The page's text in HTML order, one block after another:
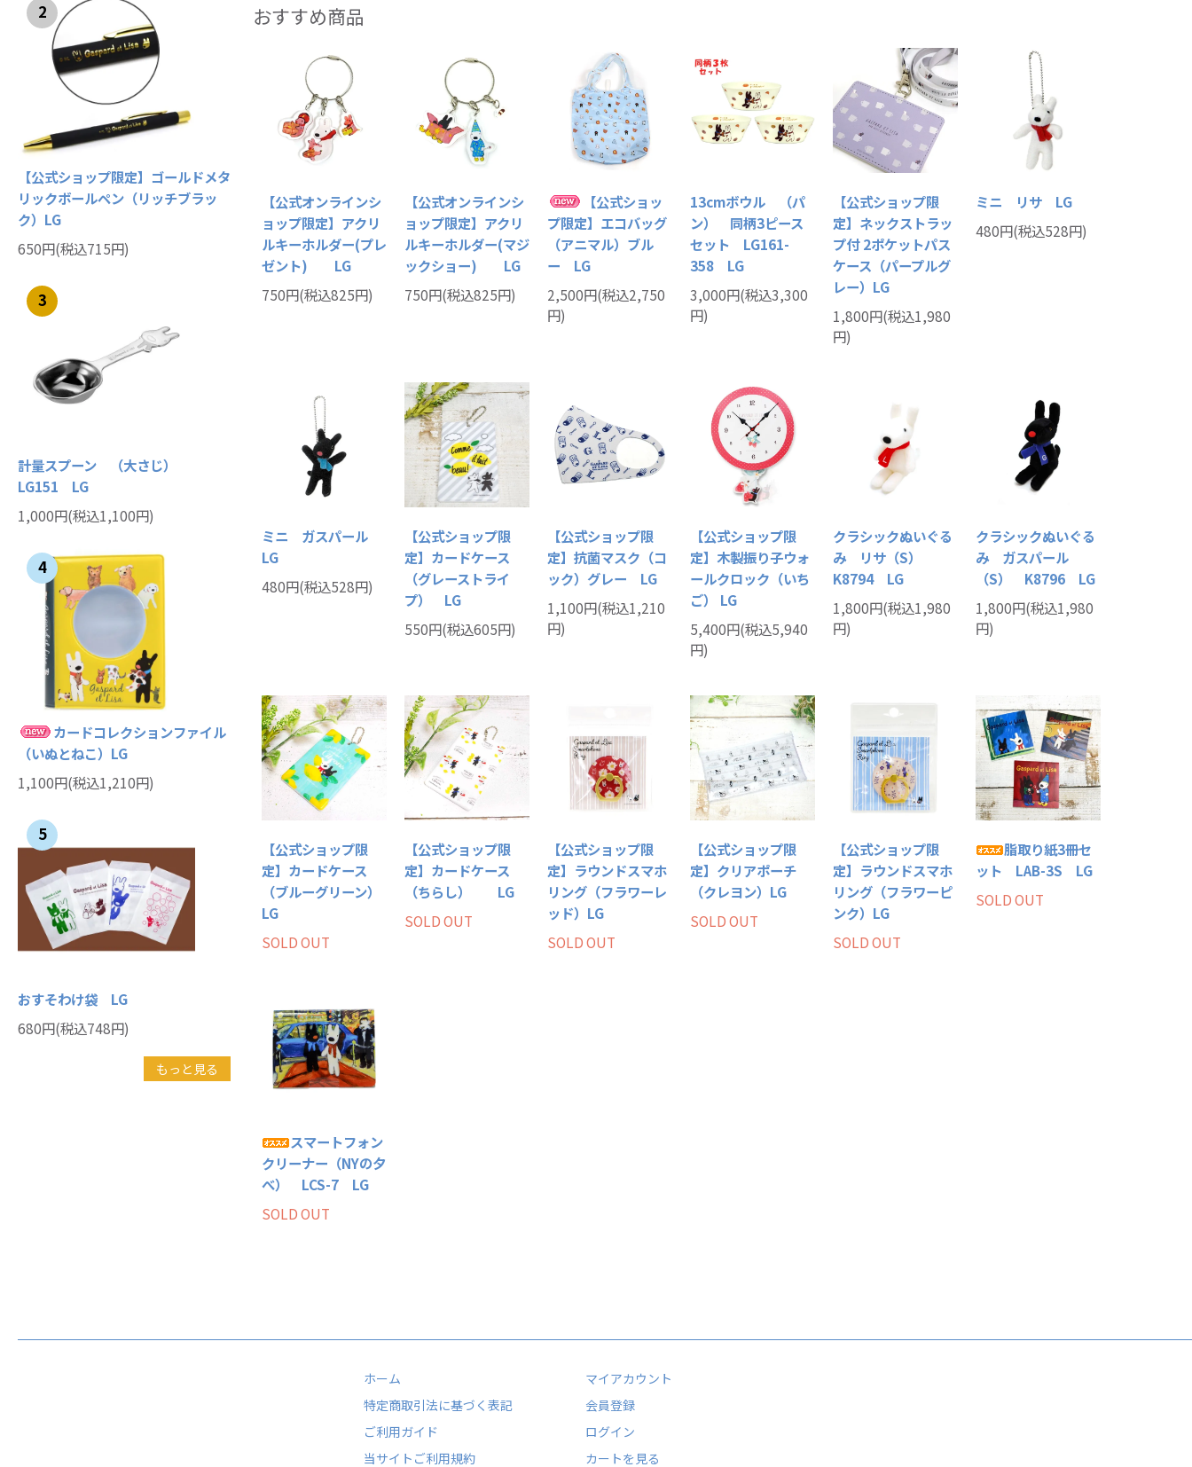
2
【公式ショップ限定】ゴールドメタ
リックボールペン（リッチブラッ
ク）LG
650円(税込715円)
3
計量スプーン （大さじ）
LG151 LG
1,000円(税込1,100円)
4
カードコレクションファイル
（いぬとねこ）LG
1,100円(税込1,210円)
5
おすそわけ袋 LG
680円(税込748円)
もっと見る
おすすめ商品
【公式オンラインシ
ョップ限定】アクリ
ルキーホルダー(プレ
ゼント) LG
750円(税込825円)
【公式オンラインシ
ョップ限定】アクリ
ルキーホルダー(マジ
ックショー) LG
750円(税込825円)
【公式ショッ
プ限定】エコバッグ
（アニマル）ブル
ー LG
2,500円(税込2,750
円)
13cmボウル （パ
ン） 同柄3ピース
セット LG161-
358 LG
3,000円(税込3,300
円)
【公式ショップ限
定】ネックストラッ
プ付 2ポケットパス
ケース（パープルグ
レー）LG
1,800円(税込1,980
円)
ミニ リサ LG
480円(税込528円)
ミニ ガスパール
LG
480円(税込528円)
【公式ショップ限
定】カードケース
（グレーストライ
プ） LG
550円(税込605円)
【公式ショップ限
定】抗菌マスク（コ
ック）グレー LG
1,100円(税込1,210
円)
【公式ショップ限
定】木製振り子ウォ
ールクロック（いち
ご） LG
5,400円(税込5,940
円)
クラシックぬいぐる
み リサ（S）
K8794 LG
1,800円(税込1,980
円)
クラシックぬいぐる
み ガスパール
（S） K8796 LG
1,800円(税込1,980
円)
【公式ショップ限
定】カードケース
（ブルーグリーン）
LG
SOLD OUT
【公式ショップ限
定】カードケース
（ちらし） LG
SOLD OUT
【公式ショップ限
定】ラウンドスマホ
リング（フラワーレ
ッド）LG
SOLD OUT
【公式ショップ限
定】クリアポーチ
（クレヨン）LG
SOLD OUT
【公式ショップ限
定】ラウンドスマホ
リング（フラワーピ
ンク）LG
SOLD OUT
脂取り紙3冊セ
ット LAB-3S LG
SOLD OUT
スマートフォン
クリーナー（NYの夕
べ） LCS-7 LG
SOLD OUT
ホーム
特定商取引法に基づく表記
ご利用ガイド
当サイトご利用規約
マイアカウント
会員登録
ログイン
カートを見る